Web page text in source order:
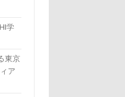
学
東京
ア